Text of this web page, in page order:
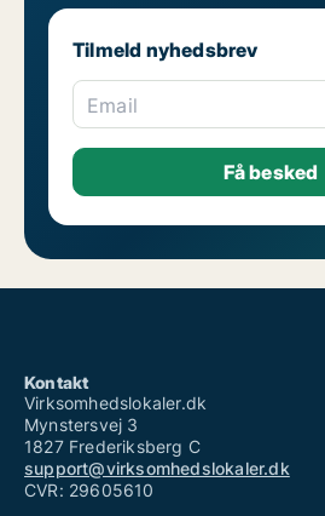
Tilmeld nyhedsbrev
Email
Kontakt
Virksomhedslokaler.dk
Mynstersvej 3
1827 Frederiksberg C
support@virksomhedslokaler.dk
CVR: 29605610